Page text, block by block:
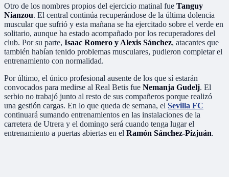
Otro de los nombres propios del ejercicio matinal fue Tanguy
Nianzou. El central continúa recuperándose de la última dolencia
muscular que sufrió y esta mañana se ha ejercitado sobre el verde en
solitario, aunque ha estado acompañado por los recuperadores del
club. Por su parte, Isaac Romero y Alexis Sánchez, atacantes que
también habían tenido problemas musculares, pudieron completar el
entrenamiento con normalidad.
Por último, el único profesional ausente de los que sí estarán
convocados para medirse al Real Betis fue Nemanja Gudelj. El
serbio no trabajó junto al resto de sus compañeros porque realizó
una gestión cargas. En lo que queda de semana, el Sevilla FC
continuará sumando entrenamientos en las instalaciones de la
carretera de Utrera y el domingo será cuando tenga lugar el
entrenamiento a puertas abiertas en el Ramón Sánchez-Pizjuán.